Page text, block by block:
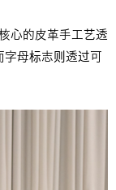
心的皮革手工艺透
母标志则透过可